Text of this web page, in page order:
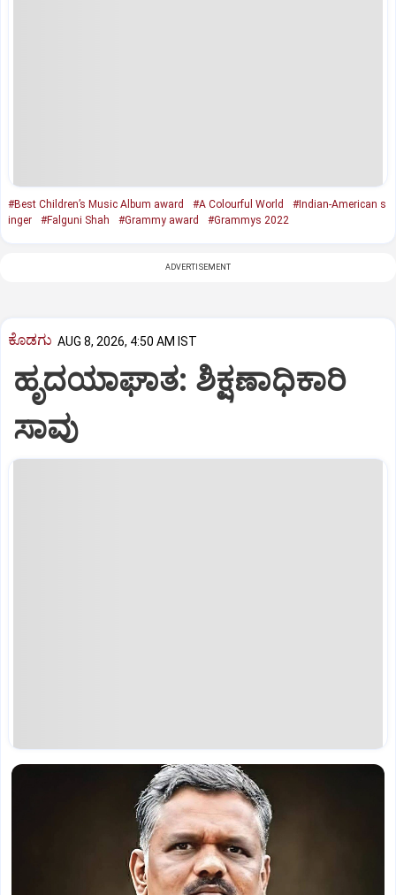
#Best Children’s Music Album award #A Colourful World
#Indian-American s
inger
#Falguni Shah #Grammy award #Grammys 2022
ADVERTISEMENT
ಕೊಡಗು AUG 8, 2026, 4:50 AM IST
ಹೃದಯಾಘಾತ: ಶಿಕ್ಷಣಾಧಿಕಾರಿ
ಸಾವು